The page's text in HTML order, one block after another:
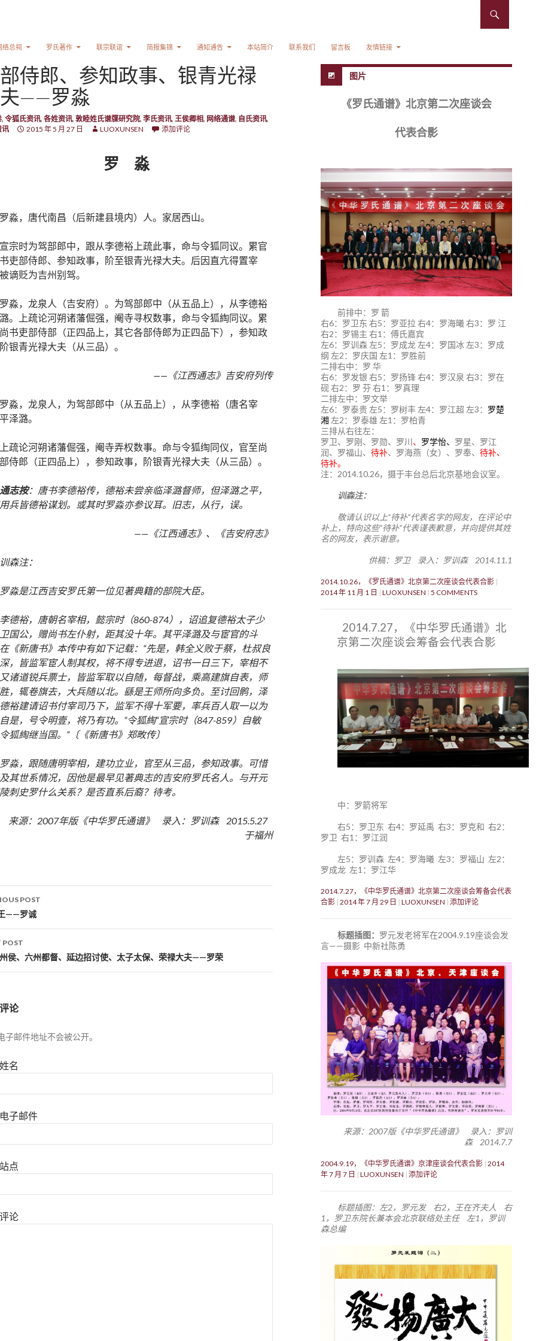
络总祠 罗氏著作 联宗联谊 简报集锦 通知通告 本站简介 联系我们 留言板 友情链接
侍郎、参知政事、银青光禄
——罗淼
, 令狐氏资讯, 各姓资讯, 敦睦姓氏谱牒研究院, 李氏资讯, 王侯卿相, 网络通谱, 自氏资讯,
讯
2015 年 5 月 27 日 LUOXUNSEN 添加评论
罗 淼
罗淼，唐代南昌（后新建县境内）人。家居西山。
宣宗时为驾部郎中，跟从李德裕上疏此事，命与令狐同议。累官
吏部侍郎、参知政事，阶至银青光禄大夫。后因直亢得置宰
谪贬为吉州别驾。
罗淼，龙泉人（吉安府）。为驾部郎中（从五品上），从李德裕
。上疏论河朔诸藩倔强，阉寺寻权数事，命与令狐綯同议。累
书吏部侍部（正四品上，其它各部侍郎为正四品下），参知政
银青光禄大夫（从三品）。
——《江西通志》吉安府列传
罗淼，龙泉人，为驾部郎中（从五品上），从李德裕（唐名宰
泽潞。
上疏论河朔诸藩倔强，阉寺弄权数事。命与令狐绹同仪，官至尚
侍郎（正四品上），参知政事，阶银青光禄大夫（从三品）。
通志按：唐书李德裕传，德裕未尝亲临泽潞督师，但泽潞之平，
兵皆德裕谋划。或其时罗淼亦参议耳。旧志，从行，误。
——《江西通志》、《吉安府志》
训森注：
罗淼是江西吉安罗氏第一位见著典籍的部院大臣。
李德裕，唐朝名宰相，懿宗时（860-874），诏追复德裕太子少
国公，赠尚书左仆射，距其没十年。其平泽潞及与宦官的斗
《新唐书》本传中有如下记载：“先是，韩全义败于蔡，杜叔良
，皆监军宦人制其权，将不得专进退，诏书一日三下，宰相不
诸道锐兵票士，皆监军取以自随，每督战，乘高建旗自表，师
，辄卷旗去，大兵随以北。繇是王师所向多负。至讨回鹘，泽
裕建请诏书付宰司乃下，监军不得十军要，率兵百人取一以为
是，号令明壹，将乃有功。”令狐綯“宣宗时（847-859）自敏
狐綯继当国。”〔《新唐书》郑畋传〕
罗淼，跟随唐明宰相，建功立业，官至从三品，参知政事。可惜
其世系情况，因他是最早见著典志的吉安府罗氏名人。与开元
刺史罗什么关系？是否直系后裔？待考。
来源：2007年版《中华罗氏通谱》 录入：罗训森 2015.5.27
于福州
navigation
POST
——罗诚
POST
侯、六州都督、延边招讨使、太子太保、荣禄大夫——罗荣
论
子邮件地址不会被公开。
姓名
电子邮件
站点
评论
图片
《罗氏通谱》北京第二次座谈会
代表合影
前排中：罗 箭
右6：罗卫东 右5：罗亚拉 右4：罗海曦 右3：罗 江
右2：罗锡主 右1：傅氏嘉宾
左6：罗训森 左5：罗成龙 左4：罗国冰 左3：罗成
纲 左2：罗庆国 左1：罗胜前
二排右中：罗 华
右6：罗发银 右5：罗扬锋 右4：罗汉泉 右3：罗在
砚 右2：罗 芬 右1：罗真理
二排左中：罗文举
左6：罗泰贵 左5：罗树丰 左4：罗江超 左3： 罗楚
湘 左2：罗泰雄 左1：罗柏青
三排从右往左：
罗卫、罗刚、罗勋、罗川、 罗学怡、 罗星、罗江
润、罗福山、 待补、罗海燕（女）、罗奉、 待补、
待补。
注：2014.10.26，摄于丰台总后北京基地会议室。
训森注：
敬请认识以上“待补”代表名字的网友，在评论中
补上，特向这些“待补”代表谨表歉意，并向提供其姓
名的网友，表示谢意。
供稿：罗卫 录入：罗训森 2014.11.1
2014.10.26，《罗氏通谱》北京第二次座谈会代表合影
2014 年 11 月 1 日
LUOXUNSEN 5 COMMENTS
2014.7.27，《中华罗氏通谱》北
京第二次座谈会筹备会代表合影
中：罗箭将军
右5：罗卫东 右4：罗延禹 右3：罗克和 右2：
罗卫 右1：罗江润
左5：罗训森 左4：罗海曦 左3：罗福山 左2：
罗成龙 左1：罗江华
2014.7.27，《中华罗氏通谱》北京第二次座谈会筹备会代表
合影 2014 年 7 月 29 日 LUOXUNSEN 添加评论
标题插图： 罗元发老将军在2004.9.19座谈会发
言——摄影 中新社陈勇
来源：2007版《中华罗氏通谱》 录入：罗训
森 2014.7.7
2004.9.19，《中华罗氏通谱》京津座谈会代表合影 2014
年 7 月 7 日
LUOXUNSEN 添加评论
标题插图：左2，罗元发 右2，王在齐夫人 右
1，罗卫东院长兼本会北京联络处主任 左1，罗训
森总编